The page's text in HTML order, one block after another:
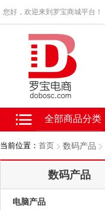
您好，欢迎来到罗宝商城平台！
全部商品分类
当前位置： 首页 数码产品
数码产品
电脑产品